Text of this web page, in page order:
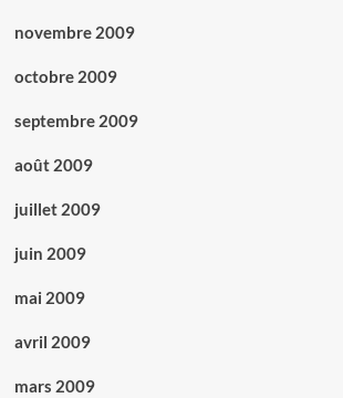
novembre 2009
octobre 2009
septembre 2009
août 2009
juillet 2009
juin 2009
mai 2009
avril 2009
mars 2009